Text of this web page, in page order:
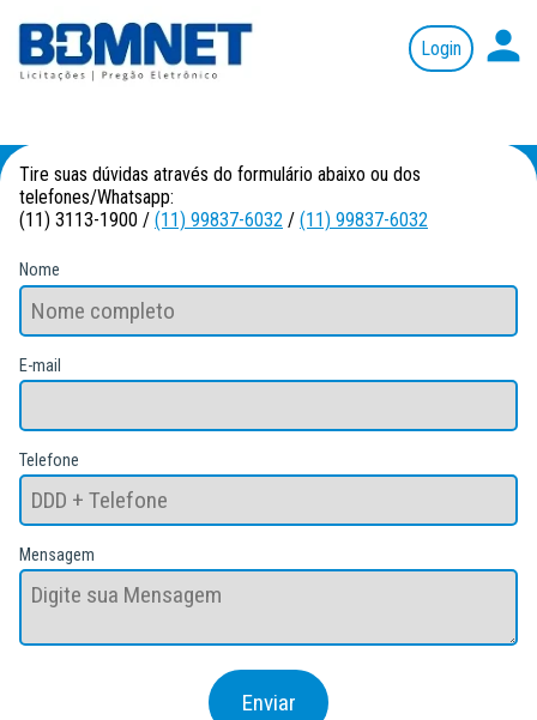
person
Tire suas dúvidas através do formulário abaixo ou dos
telefones/Whatsapp:
(11) 3113-1900 / (11) 99837-6032 / (11) 99837-6032
Nome
E-mail
Telefone
Mensagem